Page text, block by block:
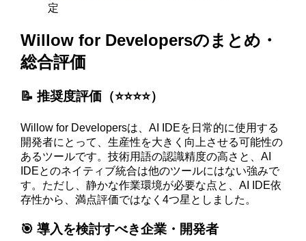
定
Willow for Developersのまとめ・
総合評価
📝 推奨度評価（⭐️⭐️⭐️⭐️）
Willow for Developersは、AI IDEを日常的に使用する
開発者にとって、生産性を大きく向上させる可能性の
あるツールです。技術用語の認識精度の高さと、AI
IDEとのネイティブ統合は他のツールにはない強みで
す。ただし、静かな作業環境が必要な点と、AI IDE依
存性から、満点評価ではなく4つ星としました。
🎯 導入を検討すべき企業・開発者